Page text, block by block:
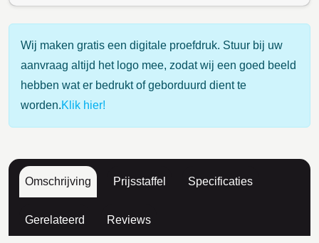
Wij maken gratis een digitale proefdruk. Stuur bij uw
aanvraag altijd het logo mee, zodat wij een goed beeld
hebben wat er bedrukt of geborduurd dient te
worden.Klik hier!
Omschrijving Prijsstaffel Specificaties
Gerelateerd Reviews